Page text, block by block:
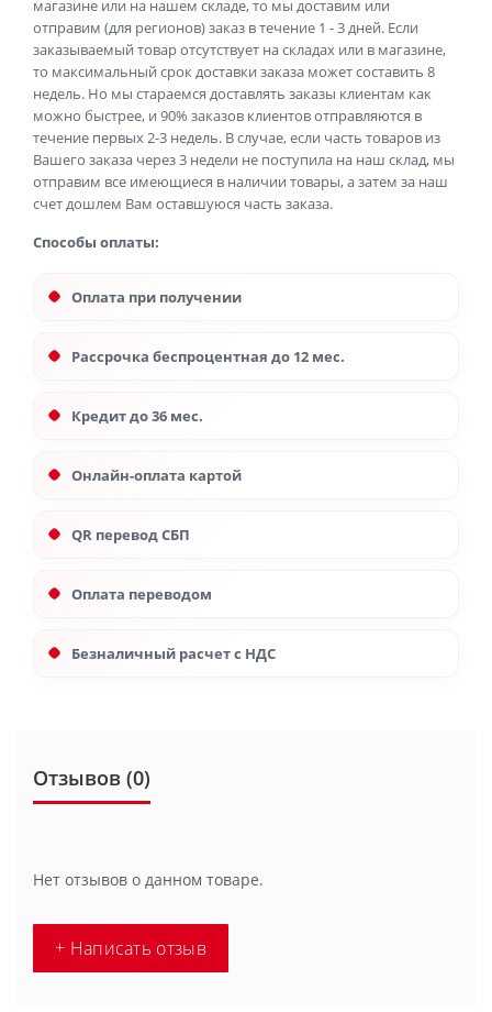
магазине или на нашем складе, то мы доставим или
отправим (для регионов) заказ в течение 1 - 3 дней. Если
заказываемый товар отсутствует на складах или в магазине,
то максимальный срок доставки заказа может составить 8
недель. Но мы стараемся доставлять заказы клиентам как
можно быстрее, и 90% заказов клиентов отправляются в
течение первых 2-3 недель. В случае, если часть товаров из
Вашего заказа через 3 недели не поступила на наш склад, мы
отправим все имеющиеся в наличии товары, а затем за наш
счет дошлем Вам оставшуюся часть заказа.
Способы оплаты:
Оплата при получении
Рассрочка беспроцентная до 12 мес.
Кредит до 36 мес.
Онлайн-оплата картой
QR перевод СБП
Оплата переводом
Безналичный расчет с НДС
Отзывов (0)
Нет отзывов о данном товаре.
+ Написать отзыв